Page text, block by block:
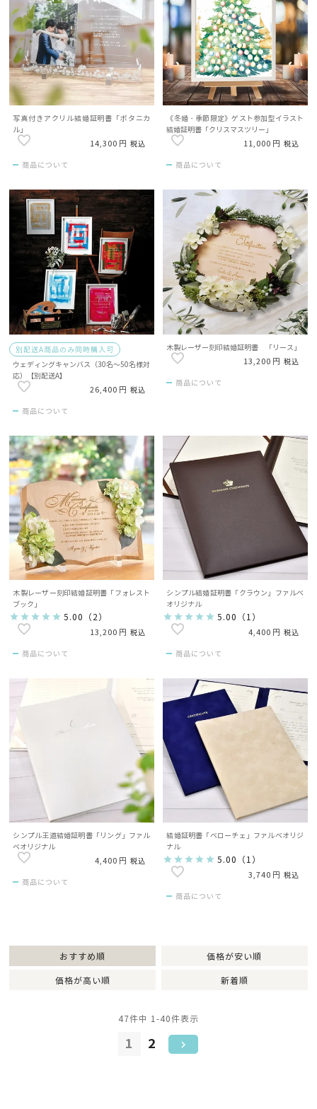
写真付きアクリル結婚証明書「ボタニカ
ル」
14,300 税込
商品について
《冬婚・季節限定》ゲスト参加型イラスト
結婚証明書「クリスマスツリー」
11,000 税込
商品について
別配送A商品のみ同時購入可
ウェディングキャンバス（30名～50名様対
応）【別配送A】
26,400 税込
商品について
木製レーザー刻印結婚証明書 「リース」
13,200 税込
商品について
木製レーザー刻印結婚証明書「フォレスト
ブック」
5.00 （ 2 ）
13,200 税込
商品について
シンプル結婚証明書「クラウン」ファルベ
オリジナル
5.00 （ 1 ）
4,400 税込
商品について
シンプル王道結婚証明書「リング」ファル
ベオリジナル
4,400 税込
商品について
結婚証明書「ベローチェ」ファルベオリジ
ナル
5.00 （ 1 ）
3,740 税込
商品について
おすすめ順 価格が安い順
価格が高い順 新着順
47件中 1-40件表示
1 2